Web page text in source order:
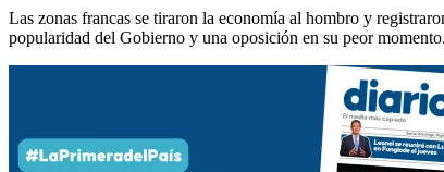
Las zonas francas se tiraron la economía al hombro y
popularidad del Gobierno y una oposición en su peor